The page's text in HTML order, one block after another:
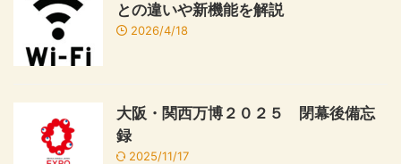
との違いや新機能を解説
2026/4/18
大阪・関西万博２０２５ 閉幕後備忘
録
2025/11/17